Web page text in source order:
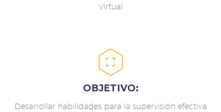
Virtual


OBJETIVO:
Desarrollar habilidades para la supervisión efectiva